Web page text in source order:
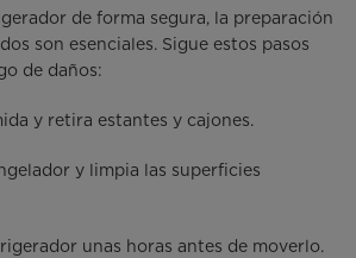
de forma segura, la preparación
son esenciales. Sigue estos pasos
de daños:
y retira estantes y cajones.
y limpia las superficies
unas horas antes de moverlo.